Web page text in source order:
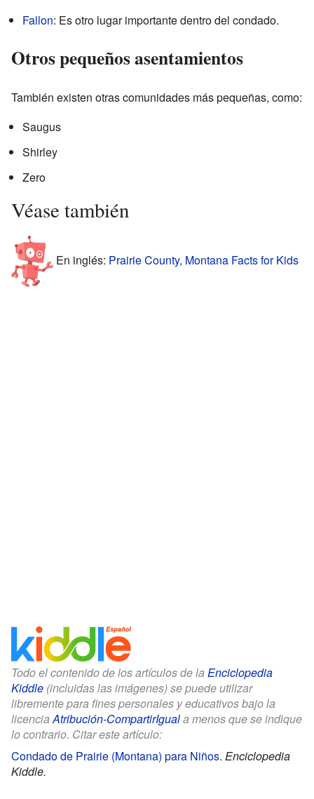
Fallon: Es otro lugar importante dentro del condado.
Otros pequeños asentamientos
También existen otras comunidades más pequeñas, como:
Saugus
Shirley
Zero
Véase también
En inglés: Prairie County, Montana Facts for Kids
Todo el contenido de los artículos de la Enciclopedia
Kiddle (incluidas las imágenes) se puede utilizar
libremente para fines personales y educativos bajo la
licenciaAtribución-CompartirIguala menos que se indique
lo contrario. Citar este artículo:
Condado de Prairie (Montana) para Niños. Enciclopedia
Kiddle.